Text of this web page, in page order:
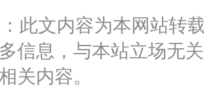
此文内容为本网站转
信息，与本站立场无
关内容。